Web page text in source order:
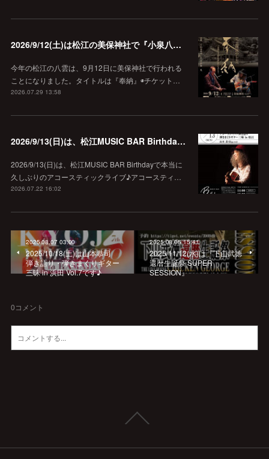
2026/9/12(土)は松江の美保神社で『小泉八雲朗読のしらべ』
今年の松江の八雲は、9月12日に美保神社で行われる
ことになりました。タイトルは『奉納』◉チケット…
2026.07.29 13:58
2026/9/13(日)は、松江MUSIC BAR Birthdayでアコースティック弾き語り弾きまくりギター三昧♪
2026/9/13(日)は、松江MUSIC BAR Birthdayで本当に
久しぶりのアコースティックライブ♪アコースティ…
2026.07.22 16:02
2025.08.07 03:00
2025/10/18(土)は山本恭司
弾き語り・弾きまくりギター
三昧 in 浜田 Vol.7です♪
2025.08.05 15:41
2025/11/12(水)は『下山武徳
還暦生誕祭 SUPER
SESSION』
0コメント